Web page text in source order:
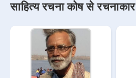
साहित्य रचना कोष से रचनाकार